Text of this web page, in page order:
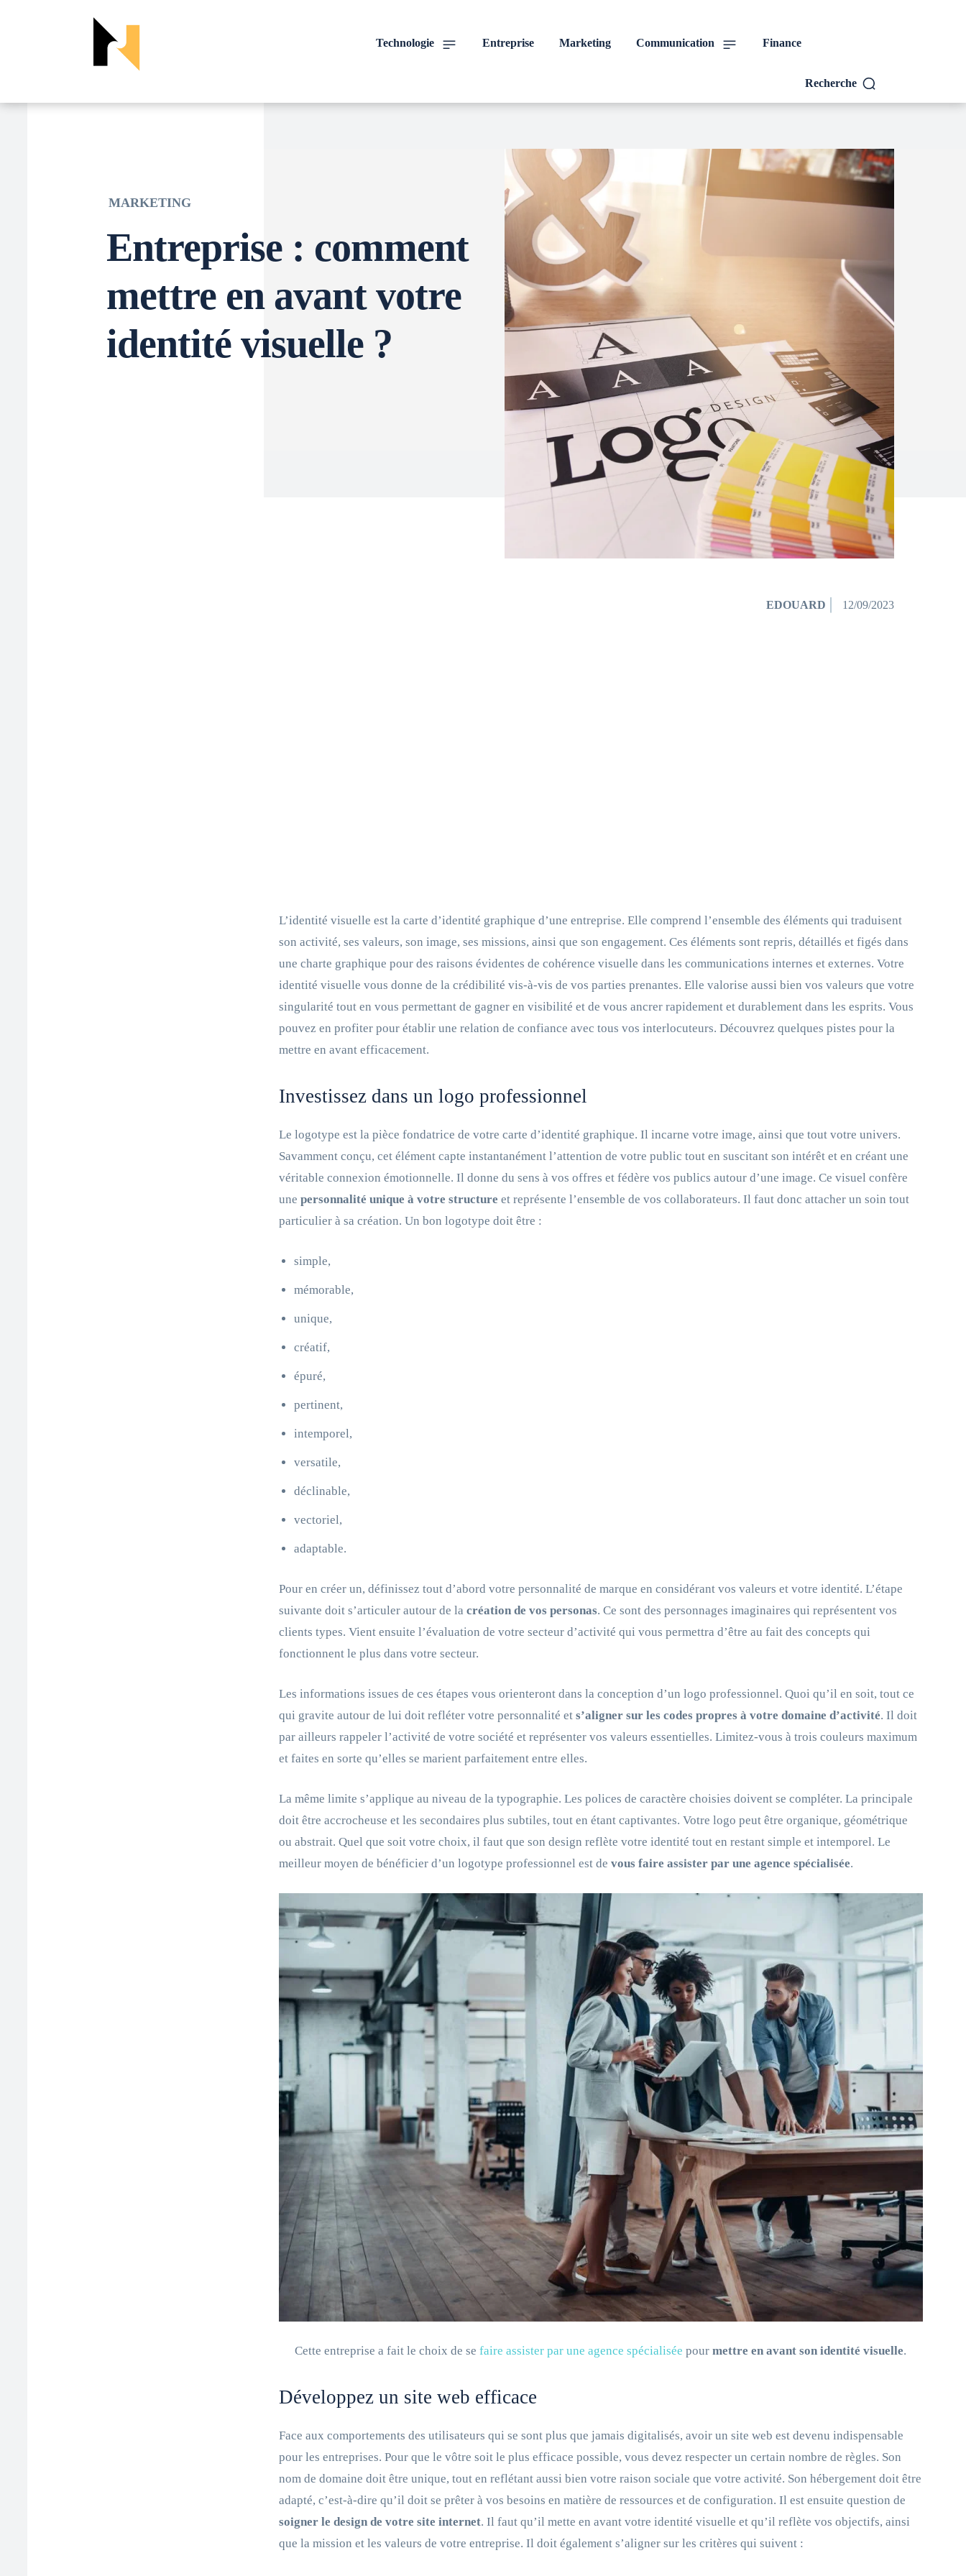
Technologie Entreprise Marketing Communication Finance
Recherche
MARKETING
Entreprise : comment
mettre en avant votre
identité visuelle ?
EDOUARD 12/09/2023
L’identité visuelle est la carte d’identité graphique d’une entreprise. Elle comprend l’ensemble des éléments qui traduisent
son activité, ses valeurs, son image, ses missions, ainsi que son engagement. Ces éléments sont repris, détaillés et figés dans
une charte graphique pour des raisons évidentes de cohérence visuelle dans les communications internes et externes. Votre
identité visuelle vous donne de la crédibilité vis-à-vis de vos parties prenantes. Elle valorise aussi bien vos valeurs que votre
singularité tout en vous permettant de gagner en visibilité et de vous ancrer rapidement et durablement dans les esprits. Vous
pouvez en profiter pour établir une relation de confiance avec tous vos interlocuteurs. Découvrez quelques pistes pour la
mettre en avant efficacement.
Investissez dans un logo professionnel
Le logotype est la pièce fondatrice de votre carte d’identité graphique. Il incarne votre image, ainsi que tout votre univers.
Savamment conçu, cet élément capte instantanément l’attention de votre public tout en suscitant son intérêt et en créant une
véritable connexion émotionnelle. Il donne du sens à vos offres et fédère vos publics autour d’une image. Ce visuel confère
une personnalité unique à votre structure et représente l’ensemble de vos collaborateurs. Il faut donc attacher un soin tout
particulier à sa création. Un bon logotype doit être :
simple,
mémorable,
unique,
créatif,
épuré,
pertinent,
intemporel,
versatile,
déclinable,
vectoriel,
adaptable.
Pour en créer un, définissez tout d’abord votre personnalité de marque en considérant vos valeurs et votre identité. L’étape
suivante doit s’articuler autour de la création de vos personas. Ce sont des personnages imaginaires qui représentent vos
clients types. Vient ensuite l’évaluation de votre secteur d’activité qui vous permettra d’être au fait des concepts qui
fonctionnent le plus dans votre secteur.
Les informations issues de ces étapes vous orienteront dans la conception d’un logo professionnel. Quoi qu’il en soit, tout ce
qui gravite autour de lui doit refléter votre personnalité et s’aligner sur les codes propres à votre domaine d’activité. Il doit
par ailleurs rappeler l’activité de votre société et représenter vos valeurs essentielles. Limitez-vous à trois couleurs maximum
et faites en sorte qu’elles se marient parfaitement entre elles.
La même limite s’applique au niveau de la typographie. Les polices de caractère choisies doivent se compléter. La principale
doit être accrocheuse et les secondaires plus subtiles, tout en étant captivantes. Votre logo peut être organique, géométrique
ou abstrait. Quel que soit votre choix, il faut que son design reflète votre identité tout en restant simple et intemporel. Le
meilleur moyen de bénéficier d’un logotype professionnel est de vous faire assister par une agence spécialisée.
Cette entreprise a fait le choix de sefaire assister par une agence spécialisée pourmettre en avant son identité visuelle.
Développez un site web efficace
Face aux comportements des utilisateurs qui se sont plus que jamais digitalisés, avoir un site web est devenu indispensable
pour les entreprises. Pour que le vôtre soit le plus efficace possible, vous devez respecter un certain nombre de règles. Son
nom de domaine doit être unique, tout en reflétant aussi bien votre raison sociale que votre activité. Son hébergement doit être
adapté, c’est-à-dire qu’il doit se prêter à vos besoins en matière de ressources et de configuration. Il est ensuite question de
soigner le design de votre site internet. Il faut qu’il mette en avant votre identité visuelle et qu’il reflète vos objectifs, ainsi
que la mission et les valeurs de votre entreprise. Il doit également s’aligner sur les critères qui suivent :